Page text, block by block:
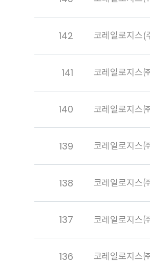
142 코레일로지스
141 코레일로지스
140 코레일로지스
139 코레일로지스
138 코레일로지스
137 코레일로지스
136 코레일로지스